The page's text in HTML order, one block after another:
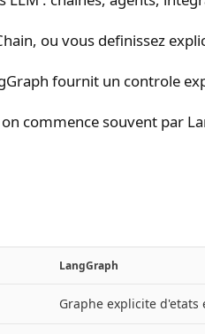
ou vous definissez
fournit un controle
commence souvent par
LangGraph
Graphe explicite